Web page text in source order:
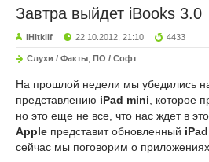
Завтра выйдет iBooks 3.0
iHitklif 22.10.2012, 21:10 4433
Слухи / Факты ПО / Софт
На прошлой недели мы убедились
представлению iPad mini , которое
но это еще не все, что нас ждет в
Apple представит обновленный
сейчас мы поговорим о